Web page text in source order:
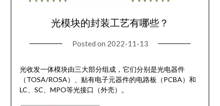
光模块的封装工艺有哪些？
Posted on 2022-11-13
光收发一体模块由三大部分组成，它们分别是光电器件
（TOSA/ROSA）、贴有电子元器件的电路板（PCBA）和
LC、SC、MPO等光接口（外壳）。